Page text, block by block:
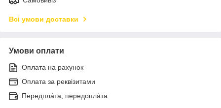
Всі умови доставки
Умови оплати
Оплата на рахунок
Оплата за реквізитами
Передпла́та, передопла́та